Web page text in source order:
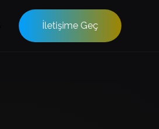
İletişime Geç